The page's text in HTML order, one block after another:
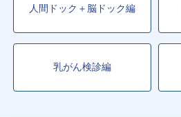
人間ドック＋脳ドック編
乳がん検診編